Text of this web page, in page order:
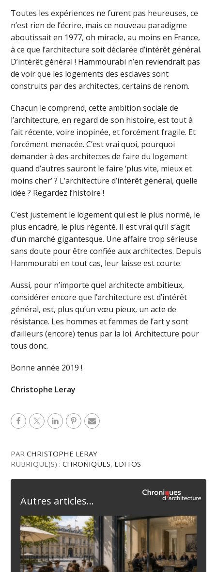
Toutes les expériences ne furent pas heureuses, ce
n’est rien de l’écrire, mais ce nouveau paradigme
aboutissait en 1977, oh miracle, au moins en France,
à ce que l’architecture soit déclarée d’intérêt général.
D’intérêt général ! Hammourabi n’en reviendrait pas
de voir que les logements des esclaves sont
construits par des architectes, certains de renom.
Chacun le comprend, cette ambition sociale de
l’architecture, en regard de son histoire, est tout à
fait récente, voire inopinée, et forcément fragile. Et
forcément menacée. C’est vrai quoi, pourquoi
demander à des architectes de faire du logement
quand d’autres sauront le faire ‘plus vite, mieux et
moins cher’ ? L’architecture d’intérêt général, quelle
idée ? Regardez l’histoire !
C’est justement le logement qui est le plus normé, le
plus encadré, le plus régenté. Il est vrai qu’il s’agit
d’un marché gigantesque. Une affaire trop sérieuse
sans doute pour être confiée aux architectes. Depuis
Hammourabi en tout cas, leur laisse est courte.
Aussi, pour n’importe quel architecte ambitieux,
considérer encore que l’architecture est d’intérêt
général, est, plus qu’un vœu pieux, un acte de
résistance. Les hommes et femmes de l’art y sont
d’ailleurs (encore) tenus par la loi. Architecture pour
tous donc.
Bonne année 2019 !
Christophe Leray
PARCHRISTOPHE LERAY
RUBRIQUE(S) :CHRONIQUES, EDITOS
Autres articles...